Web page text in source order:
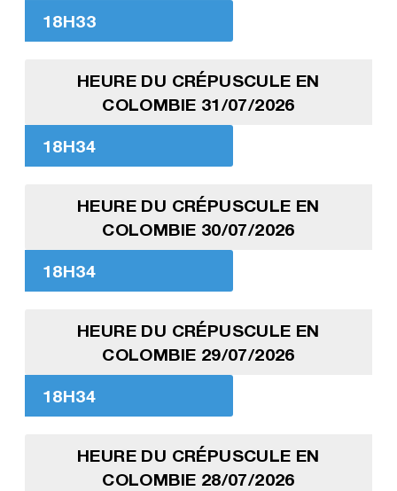
18H33
HEURE DU CRÉPUSCULE EN
COLOMBIE 31/07/2026
18H34
HEURE DU CRÉPUSCULE EN
COLOMBIE 30/07/2026
18H34
HEURE DU CRÉPUSCULE EN
COLOMBIE 29/07/2026
18H34
HEURE DU CRÉPUSCULE EN
COLOMBIE 28/07/2026